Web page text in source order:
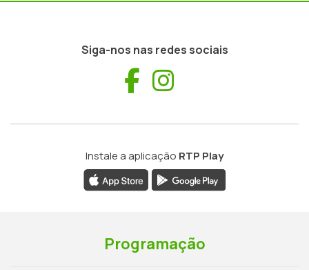
Siga-nos nas redes sociais
Facebook
Instale a aplicação RTP Play
Programação